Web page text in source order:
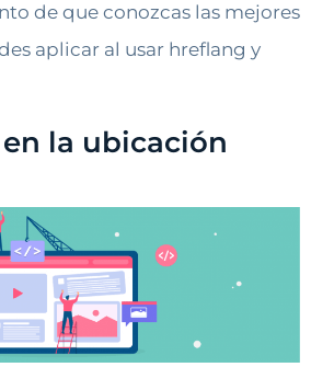
de que conozcas las mejores
aplicar al usar hreflang y
la ubicación